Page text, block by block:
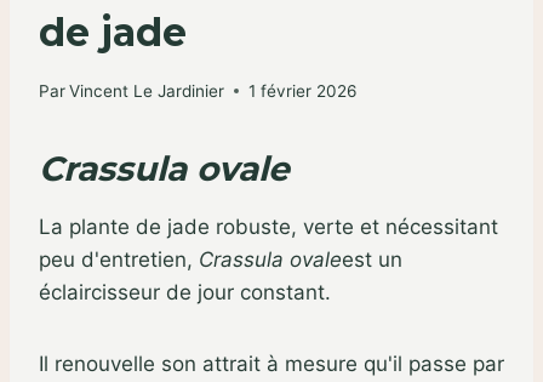
de jade
ParVincent Le Jardinier 1 février 2026
Crassula ovale
La plante de jade robuste, verte et nécessitant
peu d'entretien, Crassula ovaleest un
éclaircisseur de jour constant.
Il renouvelle son attrait à mesure qu'il passe par